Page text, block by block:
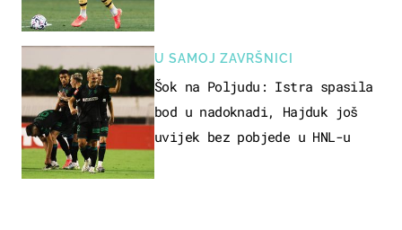
U SAMOJ ZAVRŠNICI
Šok na Poljudu: Istra spasila
bod u nadoknadi, Hajduk još
uvijek bez pobjede u HNL-u